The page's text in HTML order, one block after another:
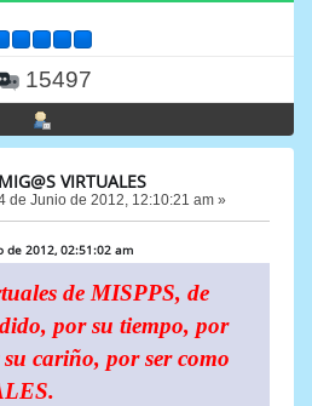
15497
VIRTUALES
de Junio de 2012, 12:10:21 am »
de 2012, 02:51:02 am
de MISPPS, de
por su tiempo, por
cariño, por ser como